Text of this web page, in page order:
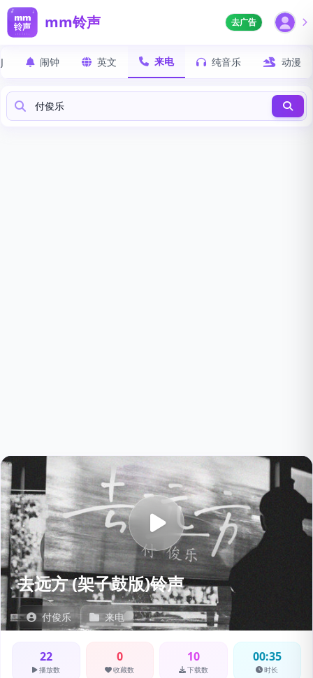
mm铃声 去广告
闹钟 英文 来电 纯音乐 动漫
去远方 (架子鼓版)铃声
付俊乐 来电
22
播放数
0
收藏数
10
下载数
00:35
时长